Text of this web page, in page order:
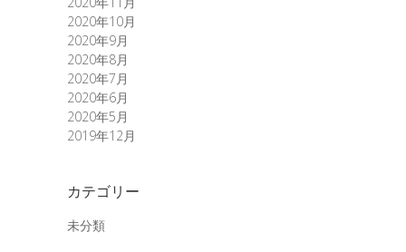
2020年10月
2020年9月
2020年8月
2020年7月
2020年6月
2020年5月
2019年12月
カテゴリー
未分類